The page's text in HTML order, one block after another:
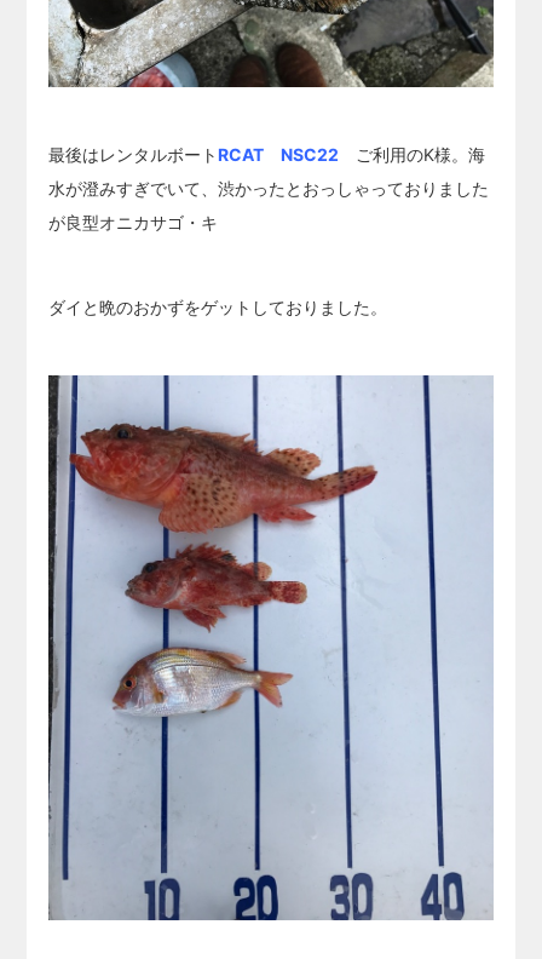
最後はレンタルボートRCAT NSC22 ご利用のK様。海
水が澄みすぎでいて、渋かったとおっしゃっておりました
が良型オニカサゴ・キ
ダイと晩のおかずをゲットしておりました。